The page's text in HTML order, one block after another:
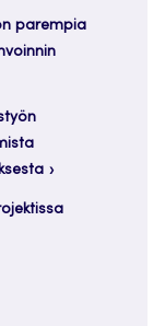
parempia